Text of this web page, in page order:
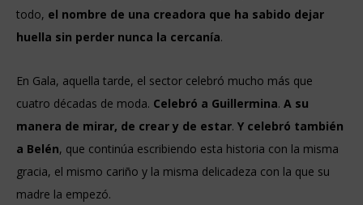
todo, el nombre de una creadora que ha sabido dejar
huella sin perder nunca la cercanía.
En Gala, aquella tarde, el sector celebró mucho más que
cuatro décadas de moda. Celebró a Guillermina. A su
manera de mirar, de crear y de estar. Y celebró también
a Belén, que continúa escribiendo esta historia con la misma
gracia, el mismo cariño y la misma delicadeza con la que su
madre la empezó.